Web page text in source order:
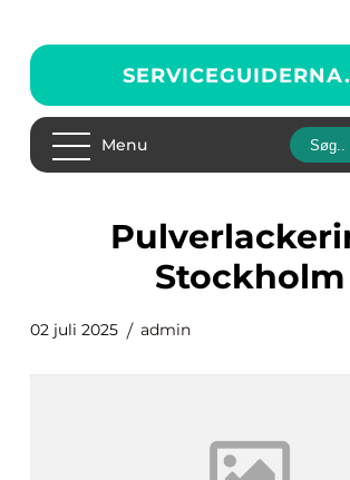
SERVICEGUIDERNA.
Menu
pulverlackering
Stockholm
02 juli 2025 admin